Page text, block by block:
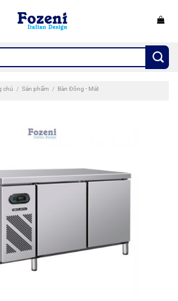
chủ / Sản phẩm / Bàn Đông - Mát